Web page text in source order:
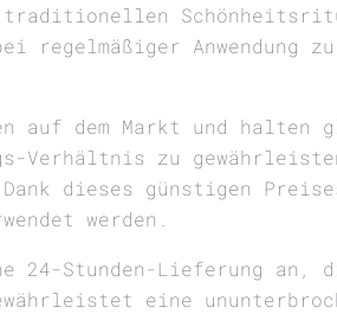
traditionellen
Anwendung zu
auf dem Markt und halten
Verhältnis zu
dieses günstigen
werden.
24-Stunden-Lieferung an,
eine